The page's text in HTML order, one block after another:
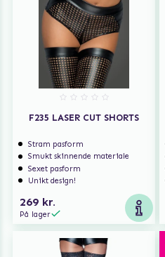
F235 LASER CUT SHORTS
Stram pasform
Smukt skinnende materiale
Sexet pasform
Unikt design!
269 kr.
På lager